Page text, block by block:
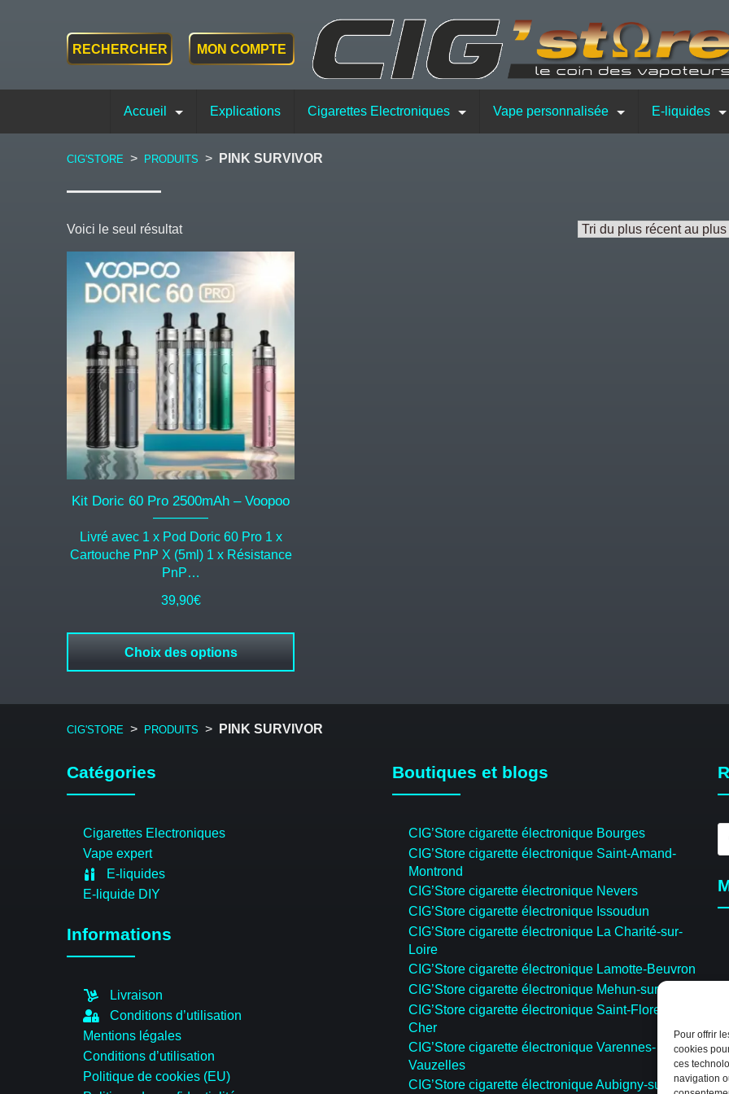
Pour offrir
cookies
ces
navigation
RECHERCHER MON COMPTE
Accueil Explications Cigarettes Electroniques Vape personnalisée E-liquides
CIG'STORE > PRODUITS > PINK SURVIVOR
Voici le seul résultat
Kit Doric 60 Pro 2500mAh – Voopoo
Livré avec 1 x Pod Doric 60 Pro 1 x
Cartouche PnP X (5ml) 1 x Résistance
PnP…
39,90€
Choix des options
produit
variations.
Les
options
peuvent
être
choisies
sur
la
page
produit
CIG'STORE > PRODUITS > PINK SURVIVOR
Catégories
Cigarettes Electroniques
Vape expert
E-liquides
E-liquide DIY
Informations
Livraison
Conditions d’utilisation
Mentions légales
Conditions d’utilisation
Politique de cookies (EU)
Boutiques et blogs
CIG’Store cigarette électronique Bourges
CIG’Store cigarette électronique Saint-Amand-
Montrond
CIG’Store cigarette électronique Nevers
CIG’Store cigarette électronique Issoudun
CIG’Store cigarette électronique La Charité-sur-
Loire
CIG’Store cigarette électronique Lamotte-Beuvron
CIG’Store cigarette électronique Mehun-sur-Yèvre
CIG’Store cigarette électronique Saint-Florent-sur-
Cher
CIG’Store cigarette électronique Varennes-
Vauzelles
CIG’Store cigarette électronique Aubigny-sur-Nère